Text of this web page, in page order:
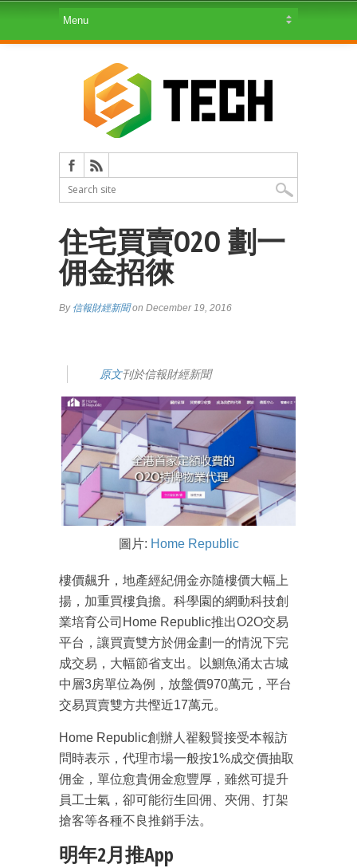
住宅買賣O2O 劃一
佣金招徠
By 信報財經新聞on December 19, 2016
原文刊於信報財經新聞
圖片: Home Republic
樓價飆升，地產經紀佣金亦隨樓價大幅上
揚，加重買樓負擔。科學園的網動科技創
業培育公司Home Republic推出O2O交易
平台，讓買賣雙方於佣金劃一的情況下完
成交易，大幅節省支出。以鰂魚涌太古城
中層3房單位為例，放盤價970萬元，平台
交易買賣雙方共慳近17萬元。
Home Republic創辦人翟毅賢接受本報訪
問時表示，代理市場一般按1%成交價抽取
佣金，單位愈貴佣金愈豐厚，雖然可提升
員工士氣，卻可能衍生回佣、夾佣、打架
搶客等各種不良推銷手法。
明年2月推App
成為 EJ Tech 會員
最新資訊（附創業懶人包），直達郵
箱！